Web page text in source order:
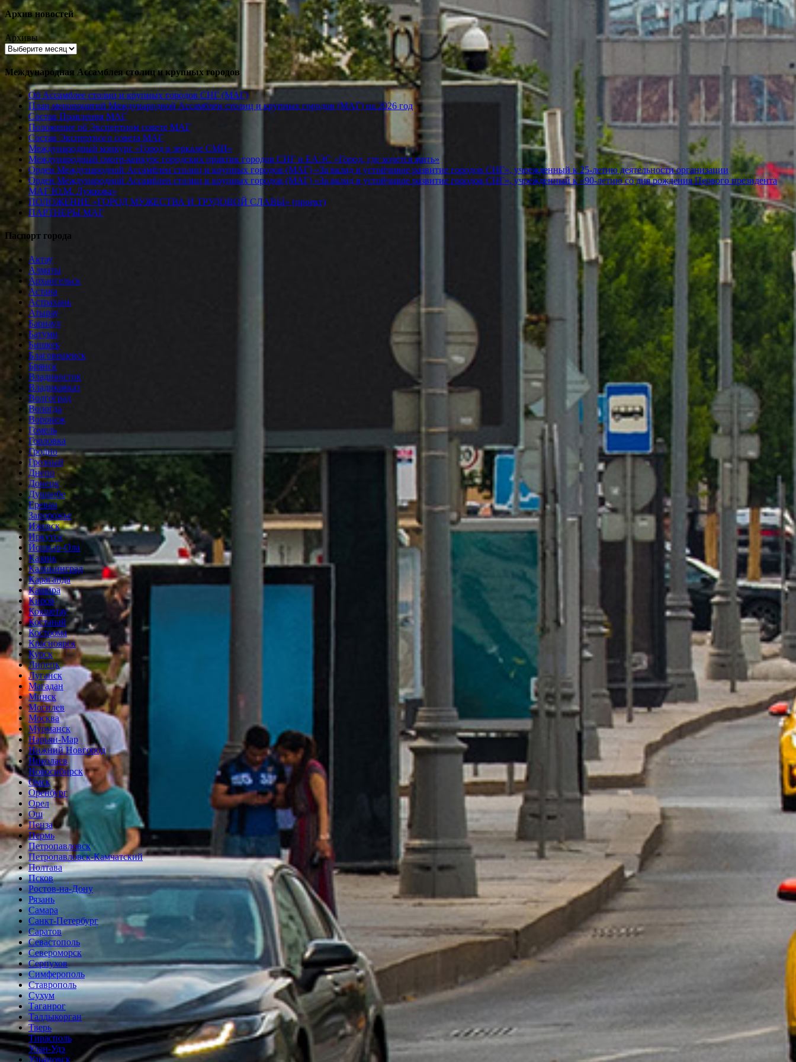
Архив новостей
Архивы
Международная Ассамблея столиц и крупных городов
Об Ассамблее столиц и крупных городов СНГ (МАГ)
План мероприятий Международной Ассамблеи столиц и крупных городов (МАГ) на 2026 год
Состав Правления МАГ
Положение об Экспертном совете МАГ
Состав Экспертного совета МАГ
Международный конкурс «Город в зеркале СМИ»
Международный смотр-конкурс городских практик городов СНГ и ЕАЭС «Город, где хочется жить»
Орден Международной Ассамблеи столиц и крупных городов (МАГ) «За вклад в устойчивое развитие городов СНГ», учрежденный к 25-летию деятельности организации
Орден Международной Ассамблеи столиц и крупных городов (МАГ) «За вклад в устойчивое развитие городов СНГ», учрежденный к «90-летию со дня рождения Первого президента
МАГ Ю.М. Лужкова»
ПОЛОЖЕНИЕ «ГОРОД МУЖЕСТВА И ТРУДОВОЙ СЛАВЫ» (проект)
ПАРТНЕРЫ МАГ
Паспорт города
Актау
Алматы
Архангельск
Астана
Астрахань
Атырау
Барнаул
Батуми
Бишкек
Благовещенск
Брянск
Владивосток
Владикавказ
Волгоград
Вологда
Воронеж
Гомель
Горловка
Гродно
Грозный
Днепр
Донецк
Душанбе
Ереван
Запорожье
Ижевск
Иркутск
Йошкар-Ола
Казань
Калининград
Караганда
Кашира
Киров
Кокшетау
Костанай
Кострома
Красноярск
Курск
Липецк
Луганск
Магадан
Минск
Могилев
Москва
Мурманск
Нарьян-Мар
Нижний Новгород
Николаев
Новосибирск
Омск
Оренбург
Орел
Ош
Пенза
Пермь
Петропавловск
Петропавловск-Камчатский
Полтава
Псков
Ростов-на-Дону
Рязань
Самара
Санкт-Петербург
Саратов
Севастополь
Североморск
Серпухов
Симферополь
Ставрополь
Сухум
Таганрог
Tалдыкорган
Тверь
Тирасполь
Улан-Удэ
Ульяновск